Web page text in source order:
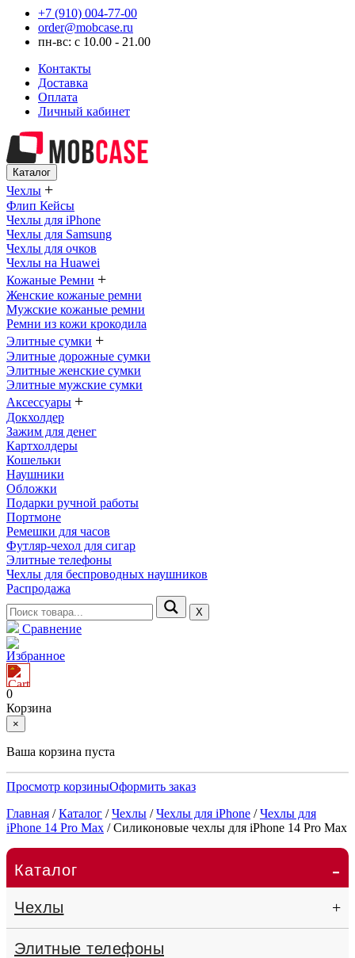
+7 (910) 004-77-00
order@mobcase.ru
пн-вс: с 10.00 - 21.00
Контакты
Доставка
Оплата
Личный кабинет
Каталог
Чехлы +
Флип Кейсы
Чехлы для iPhone
Чехлы для Samsung
Чехлы для очков
Чехлы на Huawei
Кожаные Ремни +
Женские кожаные ремни
Мужские кожаные ремни
Ремни из кожи крокодила
Элитные сумки +
Элитные дорожные сумки
Элитные женские сумки
Элитные мужские сумки
Аксессуары +
Докхолдер
Зажим для денег
Картхолдеры
Кошельки
Наушники
Обложки
Подарки ручной работы
Портмоне
Ремешки для часов
Футляр-чехол для сигар
Элитные телефоны
Чехлы для беспроводных наушников
Распродажа
Х
Сравнение
Избранное
0
Корзина
×
Ваша корзина пуста
Просмотр корзиныОформить заказ
Главная /Каталог /Чехлы /Чехлы для iPhone /Чехлы для
iPhone 14 Pro Max /Силиконовые чехлы для iPhone 14 Pro Max
Каталог -
Чехлы +
Элитные телефоны